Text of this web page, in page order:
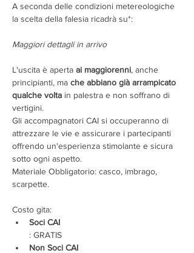
A seconda delle condizioni metereologiche
la scelta della falesia ricadrà su*:
Maggiori dettagli in arrivo
L'uscita è aperta ai maggiorenni, anche
principianti, ma che abbiano già arrampicato
qualche volta in palestra e non soffrano di
vertigini.
Gli accompagnatori CAI si occuperanno di
attrezzare le vie e assicurare i partecipanti
offrendo un'esperienza stimolante e sicura
sotto ogni aspetto.
Materiale Obbligatorio: casco, imbrago,
scarpette.
Costo gita:
Soci CAI
: GRATIS
Non Soci CAI